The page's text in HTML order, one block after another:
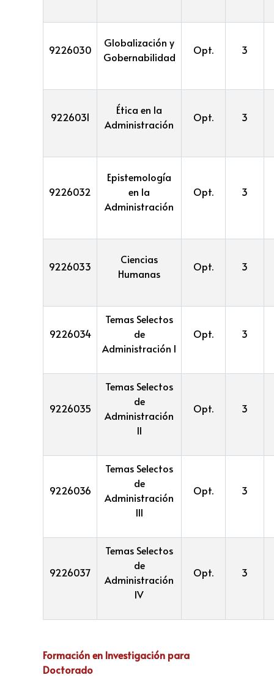
9226030
Globalización y
Gobernabilidad
Opt. 3
9226031
Ética en la
Administración
Opt. 3
9226032
Epistemología
en la
Administración
Opt. 3
9226033
Ciencias
Humanas
Opt. 3
9226034
Temas Selectos
de
Administración I
Opt. 3
9226035
Temas Selectos
de
Administración
II
Opt. 3
9226036
Temas Selectos
de
Administración
III
Opt. 3
9226037
Temas Selectos
de
Administración
IV
Opt. 3
Formación en Investigación para
Doctorado